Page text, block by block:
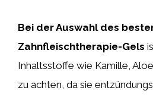
Bei der Auswahl des
Zahnfleischtherapie-Gels
Inhaltsstoffe wie Kamille,
zu achten, da sie